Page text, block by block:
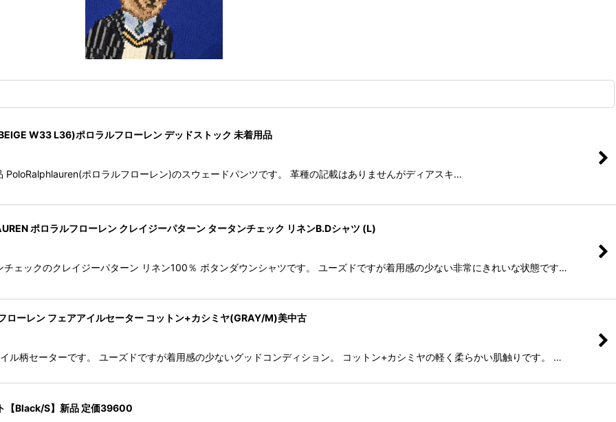
W33 L36)ポロラルフローレン デッドストック 未着用品
ポロラルフローレン)のスウェードパンツです。 革種の記載はありませんがディアスキ…
ポロラルフローレン クレイジーパターン タータンチェック リネンB.Dシャツ (L)
ェックのクレイジーパターン リネン100％ ボタンダウンシャツです。 ユーズドですが着用感の少ない非常にきれいな状態です…
ローレン フェアアイルセーター コットン+カシミヤ(GRAY/M)美中古
ル柄セーターです。 ユーズドですが着用感の少ないグッドコンディション。 コットン+カシミヤの軽く柔らかい肌触りです。 …
【Black/S】新品 定価39600